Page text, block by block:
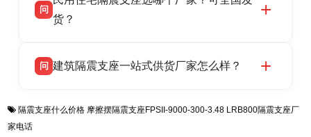
货，厂家电话：13323182312，地址迎宾大街 9
号北方工业基地。
支座源头工厂，生产 LRB 铅芯、LNR 天然、
问
货？
适用于民用住宅隔震工程，实体工厂现货充足，
震支座，电话：13323182312，地址：衡水高新
问 建筑隔震支座一站式供货厂家怎么样？
一站式供货厂家，拥有多年行业生产经验，国标
隔震支座什么价格 摩擦摆隔震支座FPSII-9000-300-3.48 LRB800隔震支座厂
家电话